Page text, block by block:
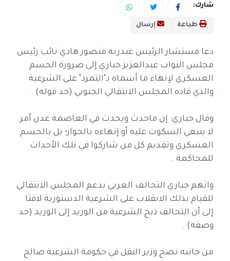
شارك:
طباعة إرسال
دعا مستشار الرئيس عبدربه منصور هادي نائب رئيس
مجلس النواب عبدالعزيز جباري إلى ضرورة الحسم
العسكري لإنهاء ما أسماه بـ"التمرد" على الشرعية
والذي قاده المجلس الانتقالي الجنوبي (حد قوله) .
وقال جباري: إن ماحدث ويحدث في العاصمة عدن أمر
لا ينبغي السكوت عليه أو إنهاءه بالحوار؛ بل بالحسم
العسكري وتقديم كل من شاركوا في تلك الأحداث
للمحاكمة .
واتهم جباري التحالف العربي بدعم المجلس الانتقالي
للقيام بذلك الانقلاب على الشرعية الدستورية لافتا
إلى أن التحالف ذبح الشرعية من الوريد إلى الوريد (حد
وصفه) .
من جانبه نصح وزير النقل في حكومة الشرعية صالح